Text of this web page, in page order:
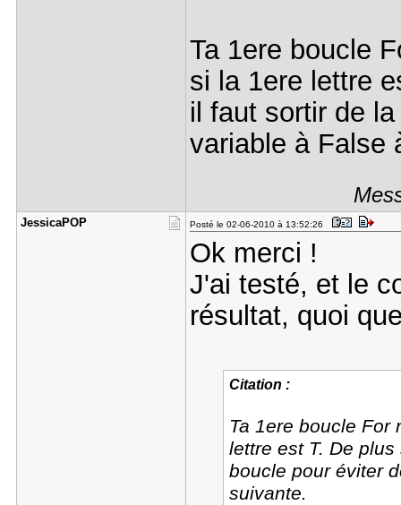
Ta 1ere boucle
si la 1ere lettre
il faut sortir de
variable à False
JessicaPOP Posté le 02-06-2010 à 13:52:26
Ok merci !
J'ai testé, et le
résultat, quoi
Citation :
Ta 1ere boucle For
lettre est T. De
boucle pour éviter
suivante.